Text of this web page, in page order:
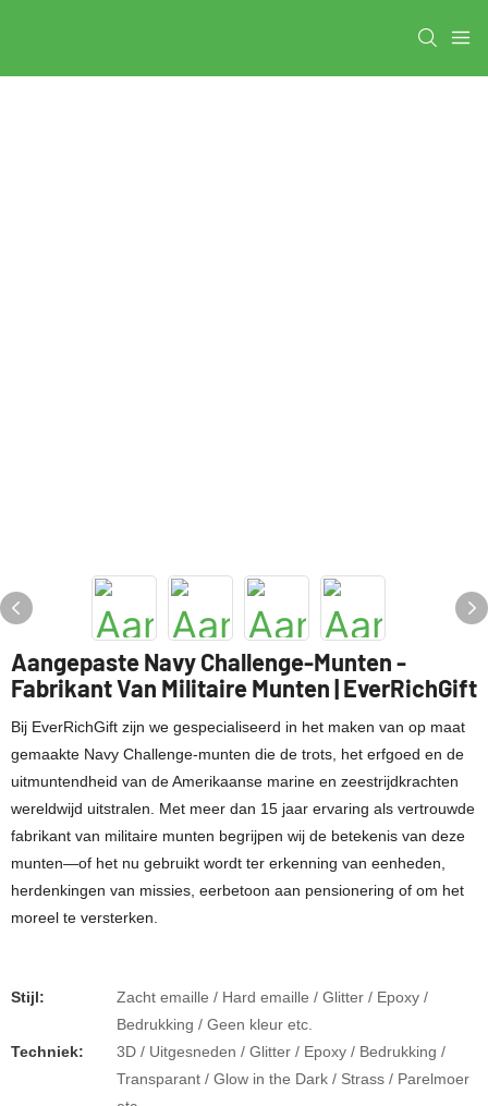
Aangepaste Navy Challenge-Munten -
Fabrikant Van Militaire Munten | EverRichGift
Bij EverRichGift zijn we gespecialiseerd in het maken van op maat
gemaakte Navy Challenge-munten die de trots, het erfgoed en de
uitmuntendheid van de Amerikaanse marine en zeestrijdkrachten
wereldwijd uitstralen. Met meer dan 15 jaar ervaring als vertrouwde
fabrikant van militaire munten begrijpen wij de betekenis van deze
munten—of het nu gebruikt wordt ter erkenning van eenheden,
herdenkingen van missies, eerbetoon aan pensionering of om het
moreel te versterken.
Stijl:
Zacht emaille / Hard emaille / Glitter / Epoxy /
Bedrukking / Geen kleur etc.
Techniek:
3D / Uitgesneden / Glitter / Epoxy / Bedrukking /
Transparant / Glow in the Dark / Strass / Parelmoer